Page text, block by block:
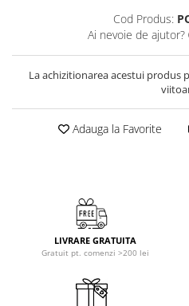
Cod Produs:
Ai nevoie de ajutor?
La achizitionarea acestui produs
Adauga la Favorite
LIVRARE GRATUITA
Gratuit pt. comenzi >200 lei